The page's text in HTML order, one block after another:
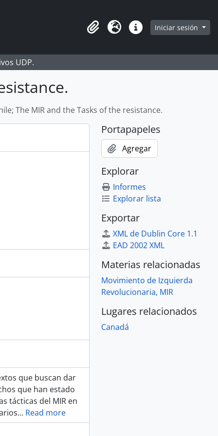
Portapapeles
Idioma Enlaces rápidos
Iniciar sesión
UDP.
The MIR and the Tasks of the resistance.
que buscan dar
que han estado
tácticas del MIR en
… Read more
Portapapeles
Agregar
Explorar
Informes
Explorar lista
Exportar
XML de Dublin Core 1.1
EAD 2002 XML
Materias relacionadas
Movimiento de Izquierda
Revolucionaria, MIR
Lugares relacionados
Canadá